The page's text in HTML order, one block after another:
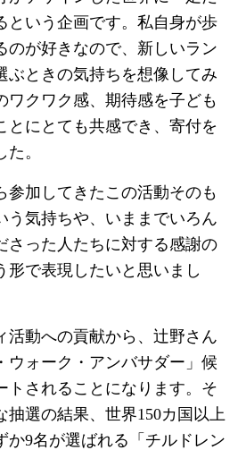
という企画です。私自身が歩
のが好きなので、新しいラン
ぶときの気持ちを想像してみ
ワクワク感、期待感を子ども
とにとても共感でき、寄付を
。
参加してきたこの活動そのも
う気持ちや、いままでいろん
さった人たちに対する感謝の
形で表現したいと思いまし
活動への貢献から、辻野さん
ウォーク・アンバサダー」候
トされることになります。そ
抽選の結果、世界150カ国以上
か9名が選ばれる「チルドレン